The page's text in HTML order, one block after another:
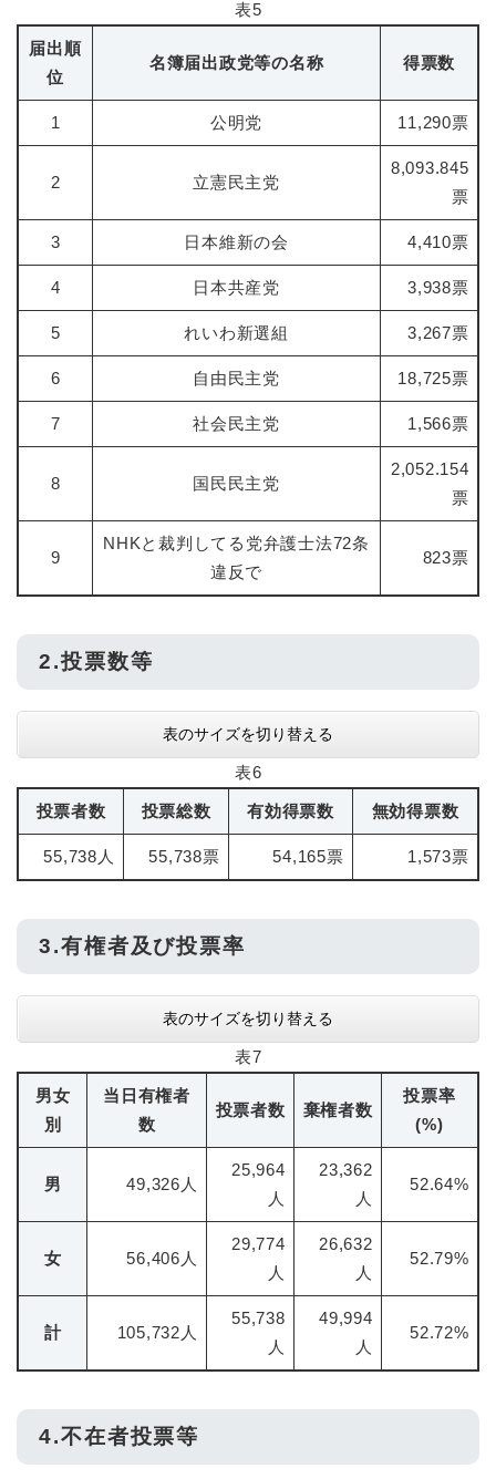
表5
届出順
位
名簿届出政党等の名称 得票数
1 公明党 11,290票
2 立憲民主党
8,093.845
票
3 日本維新の会 4,410票
4 日本共産党 3,938票
5 れいわ新選組 3,267票
6 自由民主党 18,725票
7 社会民主党 1,566票
8 国民民主党
2,052.154
票
9
NHKと裁判してる党弁護士法72条
違反で
823票
2.投票数等
表のサイズを切り替える
表6
投票者数 投票総数 有効得票数 無効得票数
55,738人 55,738票 54,165票 1,573票
3.有権者及び投票率
表のサイズを切り替える
表7
男女
別
当日有権者
数
投票者数 棄権者数
投票率
(%)
男 49,326人
25,964
人
23,362
人
52.64%
女 56,406人
29,774
人
26,632
人
52.79%
計 105,732人
55,738
人
49,994
人
52.72%
4.不在者投票等